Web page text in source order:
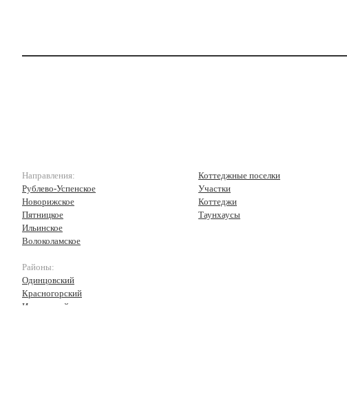
Направления:
Рублево-Успенское
Новорижское
Пятницкое
Ильинское
Волоколамское
Районы:
Одинцовский
Красногорский
Истринский
Коттеджные поселки
Участки
Коттеджи
Таунхаусы